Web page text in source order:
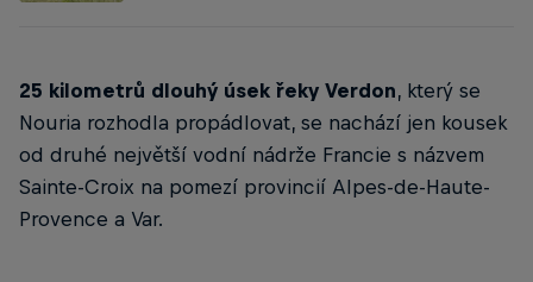
25 kilometrů dlouhý úsek řeky Verdon, který se
Nouria rozhodla propádlovat, se nachází jen kousek
od druhé největší vodní nádrže Francie s názvem
Sainte-Croix na pomezí provincií Alpes-de-Haute-
Provence a Var.